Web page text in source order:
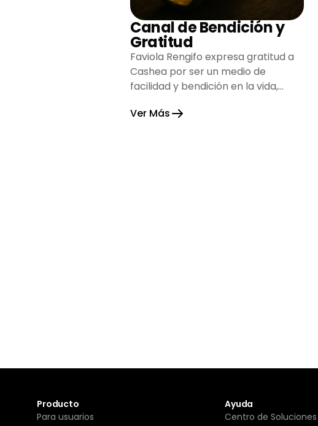
Canal de Bendición y
Gratitud
Faviola Rengifo expresa gratitud a
Cashea por ser un medio de
facilidad y bendición en la vida,
esperanza.
Ver Más
Producto
Para usuarios
Ayuda
Centro de Soluciones